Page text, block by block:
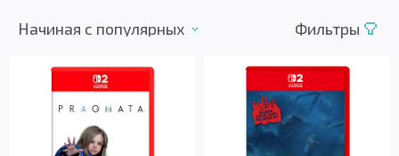
Начиная c популярных Фильтры